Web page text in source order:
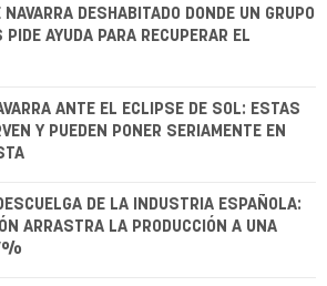
NAVARRA DESHABITADO DONDE UN GRUPO
PIDE AYUDA PARA RECUPERAR EL
ANTE EL ECLIPSE DE SOL: ESTAS
Y PUEDEN PONER SERIAMENTE EN
DE LA INDUSTRIA ESPAÑOLA:
ARRASTRA LA PRODUCCIÓN A UNA